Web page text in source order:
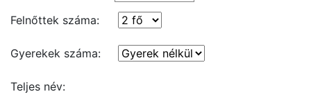
Felnőttek száma:
Gyerekek száma:
Teljes név: